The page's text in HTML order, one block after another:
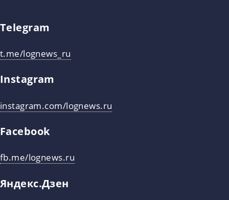
Telegram
t.me/lognews_ru
Instagram
instagram.com/lognews.ru
Facebook
fb.me/lognews.ru
Яндекс.Дзен